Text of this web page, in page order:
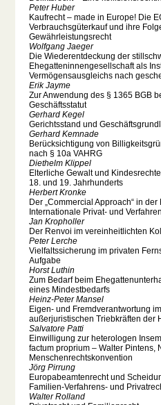
Peter Huber
Kaufrecht – made in Europe! Die
Verbrauchsgüterkauf und ihre
Gewährleistungsrecht
Wolfgang Jaeger
Die Wiederentdeckung der
Ehegatteninnengesellschaft als
Vermögensausgleichs nach
Erik Jayme
Zur Anwendung des § 1365 BGB
Geschäftsstatut
Gerhard Kegel
Gerichtsstand und
Gerhard Kemnade
Berücksichtigung von
nach § 10a VAHRG
Diethelm Klippel
Elterliche Gewalt und
18. und 19. Jahrhunderts
Herbert Kronke
Der „Commercial Approach“ in
Internationale Privat- und
Jan Kropholler
Der Renvoi im vereinheitlichten
Peter Lerche
Vielfaltssicherung im privaten
Aufgabe
Horst Luthin
Zum Bedarf beim
eines Mindestbedarfs
Heinz-Peter Mansel
Eigen- und Fremdverantwortung
außerjuristischen Triebkräften der
Salvatore Patti
Einwilligung zur heterologen
factum proprium – Walter Pintens,
Menschenrechtskonvention
Jörg Pirrung
Europabeamtenrecht und
Familien-Verfahrens- und
Walter Rolland